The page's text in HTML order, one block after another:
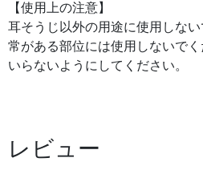
【使用上の注意】
耳そうじ以外の用途に使用しな
常がある部位には使用しないで
いらないようにしてください。
レビュー